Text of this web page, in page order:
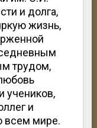
и долга,
жизнь,
трудом,
учеников,
и
всем мире.